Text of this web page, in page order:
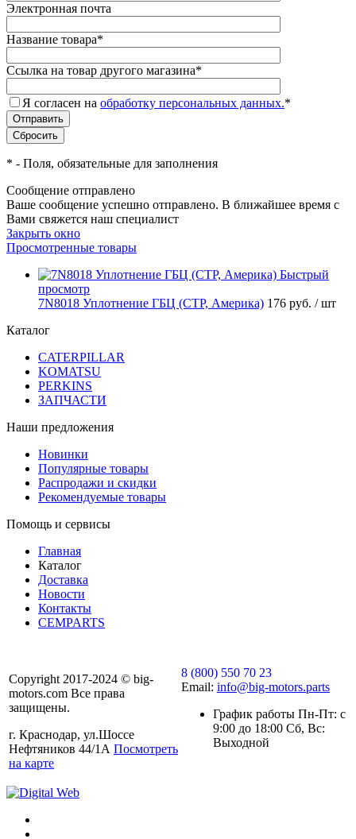
Электронная почта
Название товара*
Ссылка на товар другого магазина*
Я согласен на обработку персональных данных.*
* - Поля, обязательные для заполнения
Сообщение отправлено
Ваше сообщение успешно отправлено. В ближайшее время с
Вами свяжется наш специалист
Закрыть окно
Просмотренные товары
Быстрый
просмотр
7N8018 Уплотнение ГБЦ (CTP, Америка) 176 руб. / шт
Каталог
CATERPILLAR
KOMATSU
PERKINS
ЗАПЧАСТИ
Наши предложения
Новинки
Популярные товары
Распродажи и скидки
Рекомендуемые товары
Помощь и сервисы
Главная
Каталог
Доставка
Новости
Контакты
CEMPARTS
Copyright 2017-2024 © big-
motors.com Все права
защищены.
г. Краснодар, ул.Шоссе
Нефтяников 44/1А Посмотреть
на карте
8 (800) 550 70 23
Email: info@big-motors.parts
График работы Пн-Пт: с
9:00 до 18:00 Сб, Вс:
Выходной